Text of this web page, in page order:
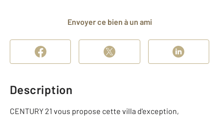
Envoyer ce bien à un ami
Description
CENTURY 21 vous propose cette villa d'exception,